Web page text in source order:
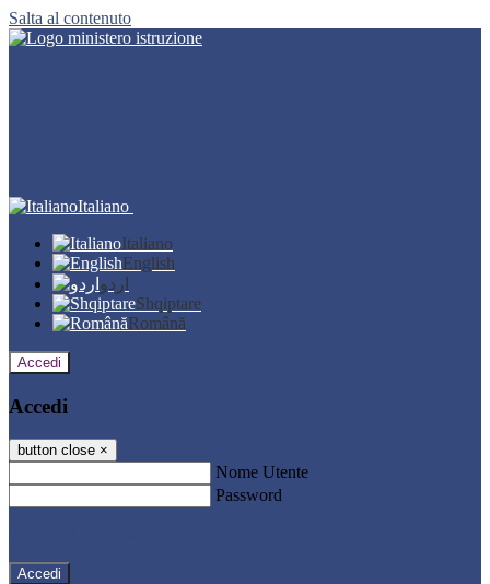
Salta al contenuto
Italiano
Italiano
English
اردو
Shqiptare
Română
Accedi
Accedi
button close ×
Nome Utente
Password